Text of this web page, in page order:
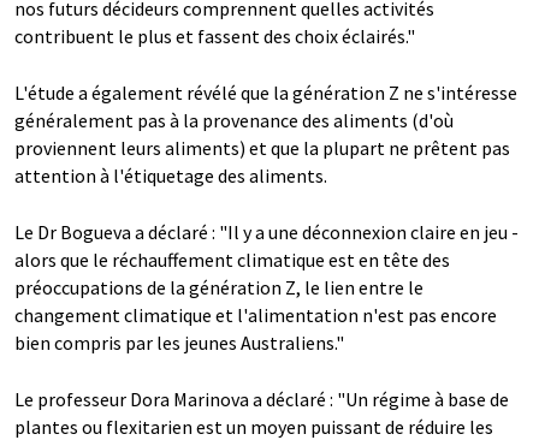
nos futurs décideurs comprennent quelles activités
contribuent le plus et fassent des choix éclairés."
L'étude a également révélé que la génération Z ne s'intéresse
généralement pas à la provenance des aliments (d'où
proviennent leurs aliments) et que la plupart ne prêtent pas
attention à l'étiquetage des aliments.
Le Dr Bogueva a déclaré : "Il y a une déconnexion claire en jeu -
alors que le réchauffement climatique est en tête des
préoccupations de la génération Z, le lien entre le
changement climatique et l'alimentation n'est pas encore
bien compris par les jeunes Australiens."
Le professeur Dora Marinova a déclaré : "Un régime à base de
plantes ou flexitarien est un moyen puissant de réduire les